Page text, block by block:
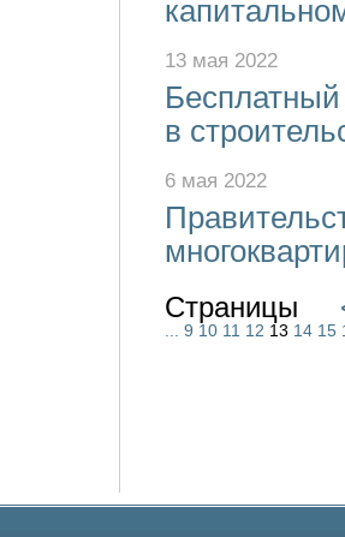
13 мая 2022
в
6 мая 2022
Страницы
9 10 11 12 13 14 15